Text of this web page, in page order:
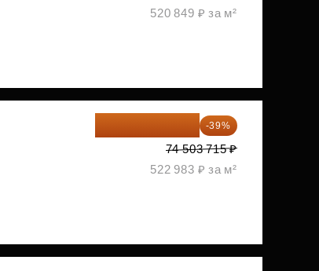
520 849 ₽ за м²
-39%
74 503 715 ₽
522 983 ₽ за м²